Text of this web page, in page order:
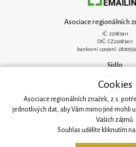
Asociace regionálních
IČ: 22683411
DIČ: CZ22683411
bankovní spojení:
Sídlo
251 62 Mukařov
Kancelář
Svatovítská 906/6
160 00 Praha 6
Cookies
Asociace regionálních značek, z.s.
jednotlivých dat, aby Vám mimo jiné mohli
Vašich zájmů.
Souhlas udělíte kliknutím na